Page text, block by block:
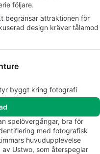
följare.
begränsar attraktionen för
design kräver tålamod
byggt kring fotografi
spelövergångar, bra för
med fotografisk
huvudupplevelse
Ustwo, som återspeglar